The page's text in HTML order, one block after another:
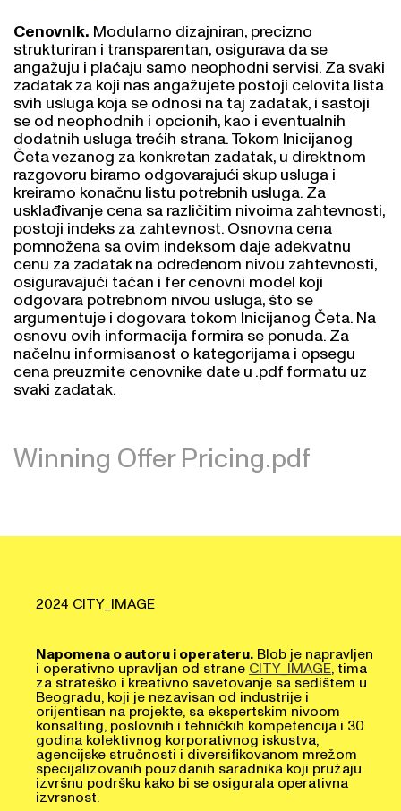
Cenovnik.Modularno dizajniran, precizno
strukturiran i transparentan, osigurava da se
angažuju i plaćaju samo neophodni servisi. Za svaki
zadatak za koji nas angažujete postoji celovita lista
svih usluga koja se odnosi na taj zadatak, i sastoji
se od neophodnih i opcionih, kao i eventualnih
dodatnih usluga trećih strana. Tokom Inicijanog
Četa vezanog za konkretan zadatak, u direktnom
razgovoru biramo odgovarajući skup usluga i
kreiramo konačnu listu potrebnih usluga. Za
usklađivanje cena sa različitim nivoima zahtevnosti,
postoji indeks za zahtevnost. Osnovna cena
pomnožena sa ovim indeksom daje adekvatnu
cenu za zadatak na određenom nivou zahtevnosti,
osiguravajući tačan i fer cenovni model koji
odgovara potrebnom nivou usluga, što se
argumentuje i dogovara tokom Inicijanog Četa. Na
osnovu ovih informacija formira se ponuda. Za
načelnu informisanost o kategorijama i opsegu
cena preuzmite cenovnike date u .pdf formatu uz
svaki zadatak.
Winning Offer Pricing.pdf
2024 CITY_IMAGE
Napomena o autoru i operateru.Blob je napravljen
i operativno upravljan od straneCITY_IMAGE, tima
za strateško i kreativno savetovanje sa sedištem u
Beogradu, koji je nezavisan od industrije i
orijentisan na projekte, sa ekspertskim nivoom
konsalting, poslovnih i tehničkih kompetencija i 30
godina kolektivnog korporativnog iskustva,
agencijske stručnosti i diversifikovanom mrežom
specijalizovanih pouzdanih saradnika koji pružaju
izvršnu podršku kako bi se osigurala operativna
izvrsnost.